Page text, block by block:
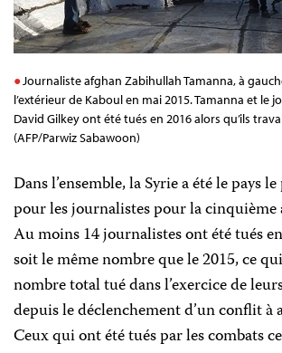
Journaliste afghan Zabihullah Tamanna, à
l’extérieur de Kaboul en mai 2015. Tamanna et le
David Gilkey ont été tués en 2016 alors qu’ils
(AFP/Parwiz Sabawoon)
Dans l’ensemble, la Syrie a été le pays
pour les journalistes pour la cinquième
Au moins 14 journalistes ont été tués
soit le même nombre que le 2015, ce
nombre total tué dans l’exercice de
depuis le déclenchement d’un conflit à
Ceux qui ont été tués par les combats